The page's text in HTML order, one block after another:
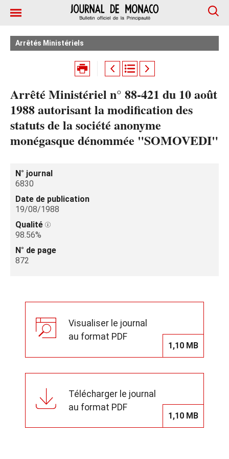
Arrêtés Ministériels
Arrêté Ministériel n° 88-421 du 10 août
1988 autorisant la modification des
statuts de la société anonyme
monégasque dénommée "SOMOVEDI"
N° journal
6830
Date de publication
19/08/1988
Qualité
98.56%
N° de page
872
Visualiser le journal
au format PDF
1,10 MB
Télécharger le journal
au format PDF
1,10 MB